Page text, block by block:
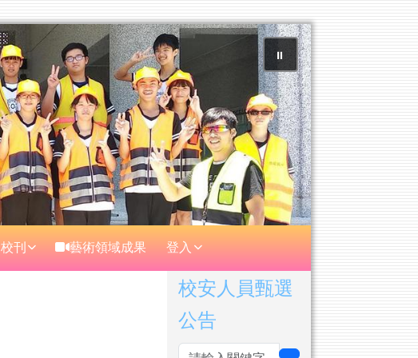
⏸
校刊 藝術領域成果 登入
右邊區域內容
校安人員甄選
公告